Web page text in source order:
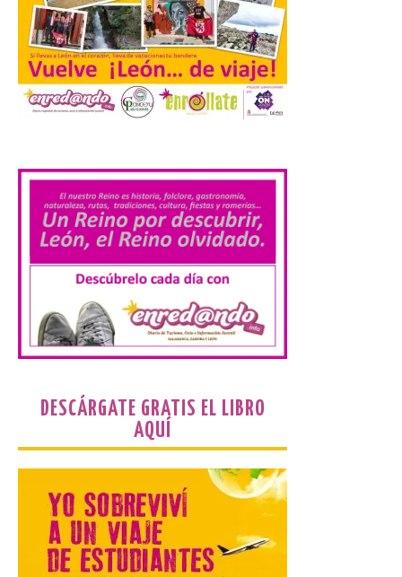
que exija al Gobierno de España la
supresión de este peaje por la ilegalidad
de la prórroga […]
El alumnado de FP crece
matriculados y marca un
nuevo récord
10 Ago 2026
El Ministerio publica la
Enseñanzas no
universitarias. Datos
avance 2025-2026 con las
cifras actualizadas del curso escolar
Superior un 2,3% y los cursos […]
La 69FIDMA ha acogido
este domingo una nueva
edición del Día de León y
Astorga.
10 Ago 2026
DESCÁRGATE GRATIS EL LIBRO
AQUÍ